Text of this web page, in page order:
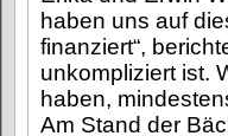
haben uns auf
finanziert“,
unkompliziert ist.
haben,
Am Stand der